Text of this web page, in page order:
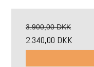
3.900,00 DKK
2.340,00 DKK